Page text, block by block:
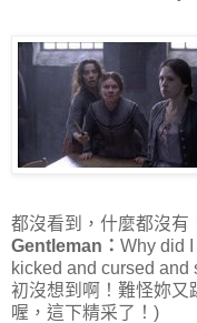
都沒看到，什麼都沒有
Gentleman： Why did
kicked and cursed and
初沒想到啊！難怪妳又
喔，這下精采了！)